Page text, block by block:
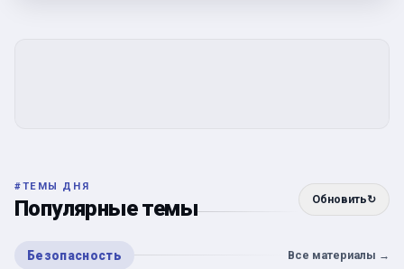
#ТЕМЫ ДНЯ
Популярные темы Обновить↻
Безопасность Все материалы →